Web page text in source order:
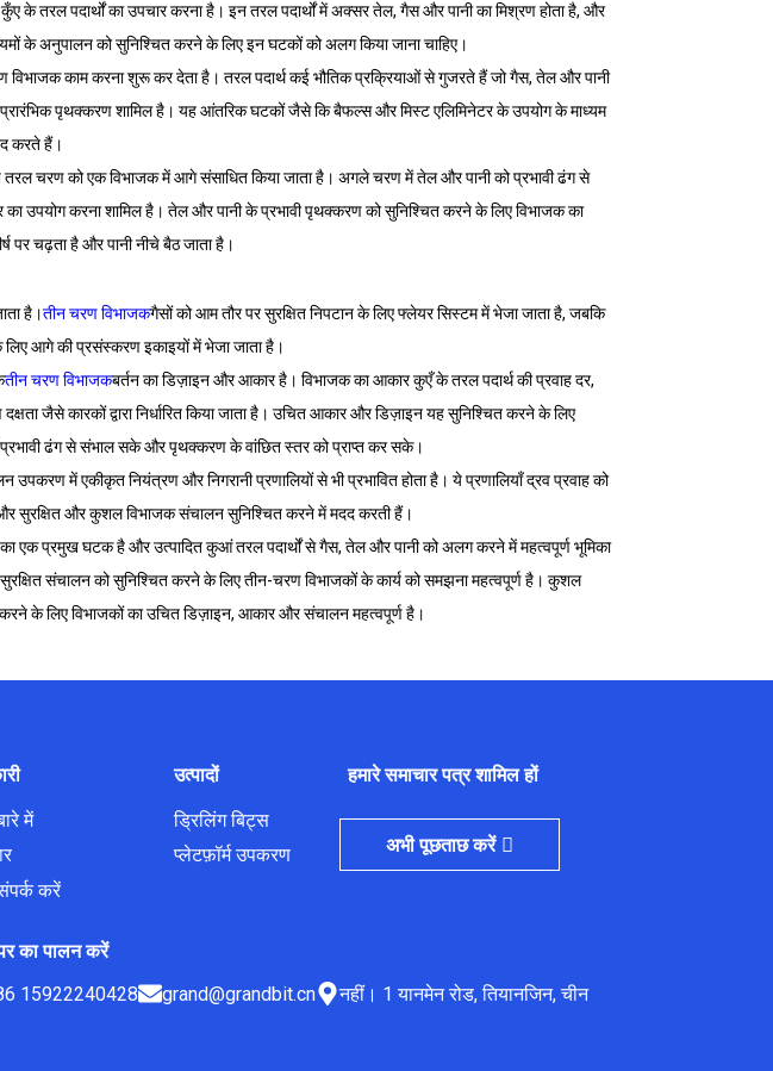
के तरल पदार्थों का उपचार करना है। इन तरल पदार्थों में अक्सर तेल, गैस और पानी का मिश्रण होता है, और
के अनुपालन को सुनिश्चित करने के लिए इन घटकों को अलग किया जाना चाहिए।
विभाजक काम करना शुरू कर देता है। तरल पदार्थ कई भौतिक प्रक्रियाओं से गुजरते हैं जो गैस, तेल और पानी
पृथक्करण शामिल है। यह आंतरिक घटकों जैसे कि बैफल्स और मिस्ट एलिमिनेटर के उपयोग के माध्यम
करते हैं।
चरण को एक विभाजक में आगे संसाधित किया जाता है। अगले चरण में तेल और पानी को प्रभावी ढंग से
उपयोग करना शामिल है। तेल और पानी के प्रभावी पृथक्करण को सुनिश्चित करने के लिए विभाजक का
पर चढ़ता है और पानी नीचे बैठ जाता है।
है।तीन चरण विभाजकगैसों को आम तौर पर सुरक्षित निपटान के लिए फ्लेयर सिस्टम में भेजा जाता है, जबकि
आगे की प्रसंस्करण इकाइयों में भेजा जाता है।
तीन चरण विभाजकबर्तन का डिज़ाइन और आकार है। विभाजक का आकार कुएँ के तरल पदार्थ की प्रवाह दर,
जैसे कारकों द्वारा निर्धारित किया जाता है। उचित आकार और डिज़ाइन यह सुनिश्चित करने के लिए
प्रभावी ढंग से संभाल सके और पृथक्करण के वांछित स्तर को प्राप्त कर सके।
में एकीकृत नियंत्रण और निगरानी प्रणालियों से भी प्रभावित होता है। ये प्रणालियाँ द्रव प्रवाह को
सुरक्षित और कुशल विभाजक संचालन सुनिश्चित करने में मदद करती हैं।
एक प्रमुख घटक है और उत्पादित कुआं तरल पदार्थों से गैस, तेल और पानी को अलग करने में महत्वपूर्ण भूमिका
संचालन को सुनिश्चित करने के लिए तीन-चरण विभाजकों के कार्य को समझना महत्वपूर्ण है। कुशल
के लिए विभाजकों का उचित डिज़ाइन, आकार और संचालन महत्वपूर्ण है।
में
करें
उत्पादों
ड्रिलिंग बिट्स
प्लेटफ़ॉर्म उपकरण
हमारे समाचार पत्र शामिल हों
अभी पूछताछ करें
का पालन करें
15922240428 grand@grandbit.cn नहीं। 1 यानमेन रोड, तियानजिन, चीन